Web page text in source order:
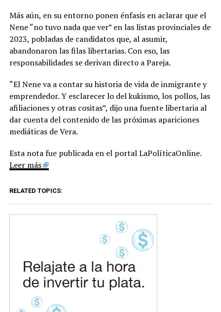
Más aún, en su entorno ponen énfasis en aclarar que el
Nene “no tuvo nada que ver” en las listas provinciales de
2023, pobladas de candidatos que, al asumir,
abandonaron las filas libertarias. Con eso, las
responsabilidades se derivan directo a Pareja.
“El Nene va a contar su historia de vida de inmigrante y
emprendedor. Y esclarecer lo del kukismo, los pollos, las
afiliaciones y otras cositas”, dijo una fuente libertaria al
dar cuenta del contenido de las próximas apariciones
mediáticas de Vera.
Esta nota fue publicada en el portal LaPolíticaOnline.
Leer más
RELATED TOPICS: